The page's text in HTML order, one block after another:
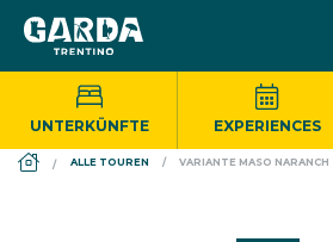
UNTERKÜNFTE EXPERIENCES
DS_BREADCRUMB.HOME
ALLE TOUREN VARIANTE MASO NARANCH